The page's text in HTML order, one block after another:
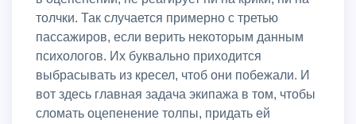
толчки. Так случается примерно с третью
пассажиров, если верить некоторым данным
психологов. Их буквально приходится
выбрасывать из кресел, чтоб они побежали. И
вот здесь главная задача экипажа в том, чтобы
сломать оцепенение толпы, придать ей